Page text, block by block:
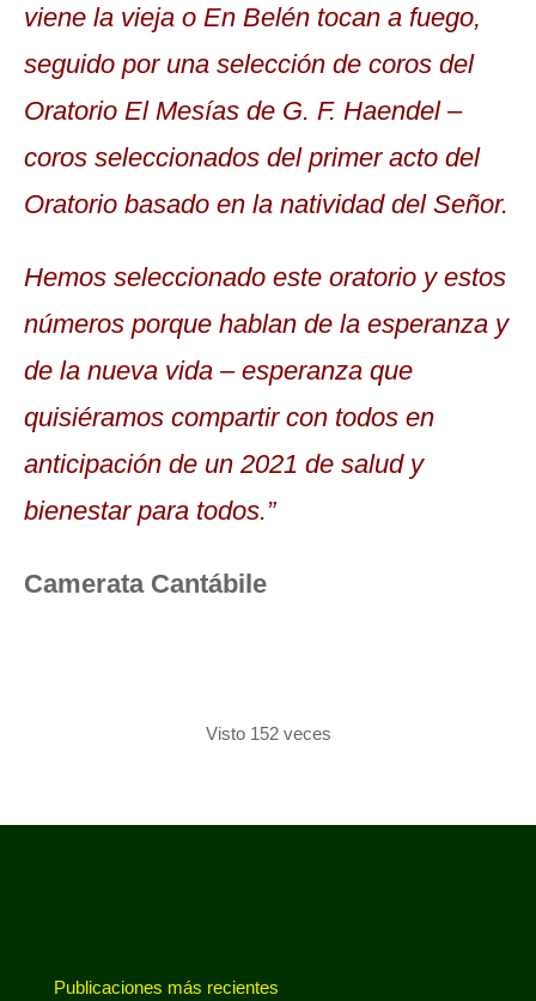
viene la vieja o En Belén tocan a fuego,
seguido por una selección de coros del
Oratorio El Mesías de G. F. Haendel –
coros seleccionados del primer acto del
Oratorio basado en la natividad del Señor.
Hemos seleccionado este oratorio y estos
números porque hablan de la esperanza y
de la nueva vida – esperanza que
quisiéramos compartir con todos en
anticipación de un 2021 de salud y
bienestar para todos.”
Camerata Cantábile
Visto 152 veces
Publicaciones más recientes